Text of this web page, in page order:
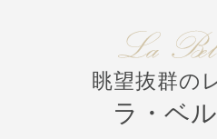
眺望抜群の
ラ・ベ